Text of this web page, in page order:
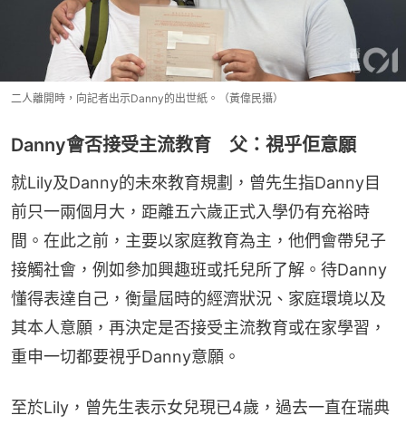
二人離開時，向記者出示Danny的出世紙。（黃偉民攝）
Danny會否接受主流教育 父：視乎佢意願
就Lily及Danny的未來教育規劃，曾先生指Danny目
前只一兩個月大，距離五六歲正式入學仍有充裕時
間。在此之前，主要以家庭教育為主，他們會帶兒子
接觸社會，例如參加興趣班或托兒所了解。待Danny
懂得表達自己，衡量屆時的經濟狀況、家庭環境以及
其本人意願，再決定是否接受主流教育或在家學習，
重申一切都要視乎Danny意願。
至於Lily，曾先生表示女兒現已4歲，過去一直在瑞典